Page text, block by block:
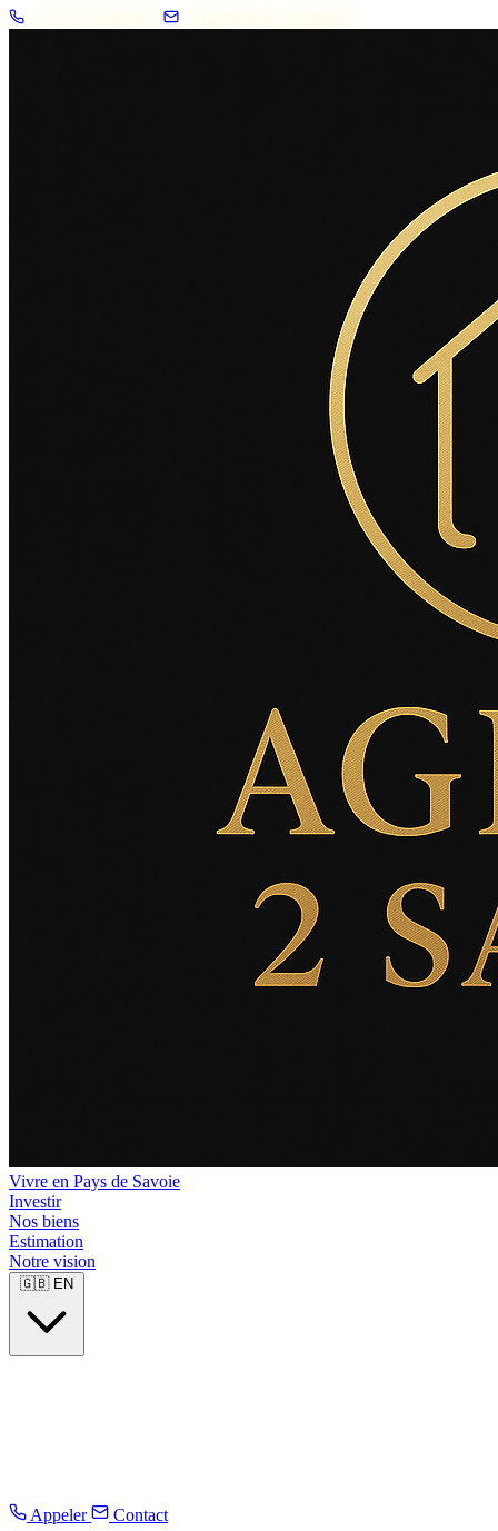
Vivre en Pays de Savoie
Investir
Nos biens
Estimation
Notre vision
🇬🇧 EN
Appeler Contact